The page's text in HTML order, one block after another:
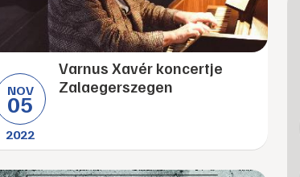
NOV
05
2022
Varnus Xavér koncertje
Zalaegerszegen